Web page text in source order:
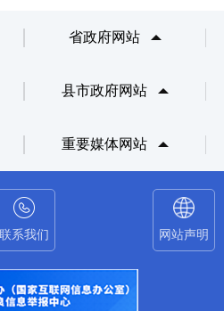
省政府网站
县市政府网站
重要媒体网站
联系我们 网站声明